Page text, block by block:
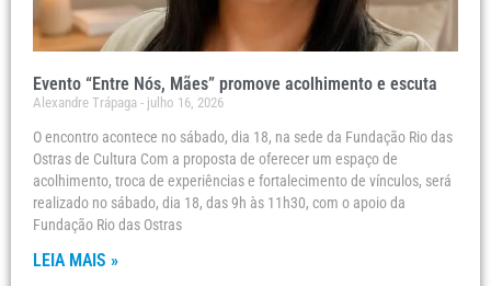
Evento “Entre Nós, Mães” promove acolhimento e escuta
Alexandre Trápaga julho 16, 2026
O encontro acontece no sábado, dia 18, na sede da Fundação Rio das
Ostras de Cultura Com a proposta de oferecer um espaço de
acolhimento, troca de experiências e fortalecimento de vínculos, será
realizado no sábado, dia 18, das 9h às 11h30, com o apoio da
Fundação Rio das Ostras
LEIA MAIS »